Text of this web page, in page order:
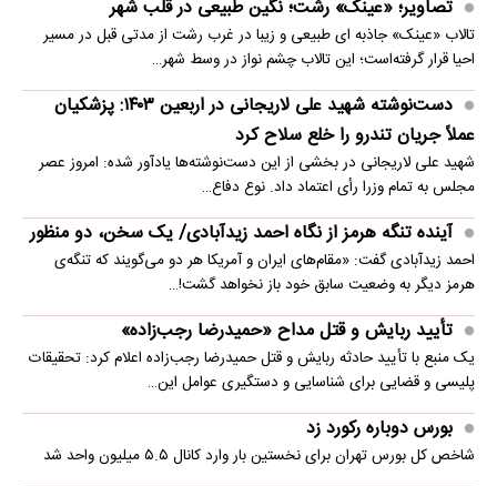
تصاویر؛ «عینک» رشت؛ نگین طبیعی در قلب شهر
تالاب «عینک» جاذبه ای طبیعی و زیبا در غرب رشت از مدتی قبل در مسیر
احیا قرار گرفته‌است؛ این تالاب چشم نواز در وسط شهر…
دست‌نوشته شهید علی لاریجانی در اربعین ۱۴۰۳: پزشکیان
عملاً جریان تندرو را خلع سلاح کرد
شهید علی لاریجانی در بخشی از این دست‌نوشته‌ها یادآور شده: امروز عصر
مجلس به تمام وزرا رأی اعتماد داد. نوع دفاع…
آینده تنگه هرمز از نگاه احمد زیدآبادی/ یک سخن، دو منظور
احمد زیدآبادی گفت: «مقام‌های ایران و آمریکا هر دو می‌گویند که تنگه‌ی
هرمز دیگر به وضعیت سابق خود باز نخواهد گشت!…
تأیید ربایش و قتل مداح «حمیدرضا رجب‌زاده»
یک منبع با تأیید حادثه ربایش و قتل حمیدرضا رجب‌زاده اعلام کرد: تحقیقات
پلیسی و قضایی برای شناسایی و دستگیری عوامل این…
بورس دوباره رکورد زد
شاخص کل بورس تهران برای نخستین ‌بار وارد کانال ۵.۵ میلیون واحد شد